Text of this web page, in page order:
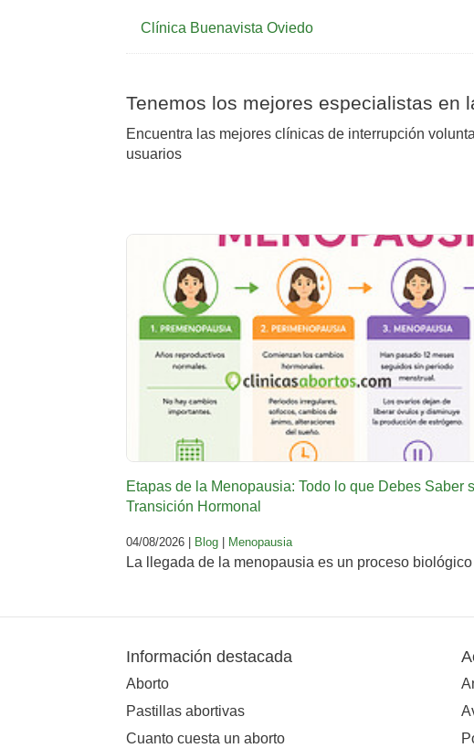
Clínica Buenavista Oviedo
Tenemos los mejores especialistas en
Encuentra las mejores clínicas de interrupción
usuarios
Etapas de la Menopausia: Todo lo que Debes Saber
Transición Hormonal
04/08/2026 | Blog | Menopausia
La llegada de la menopausia es un proceso biológico
Información destacada
Aborto
Pastillas abortivas
Cuanto cuesta un aborto